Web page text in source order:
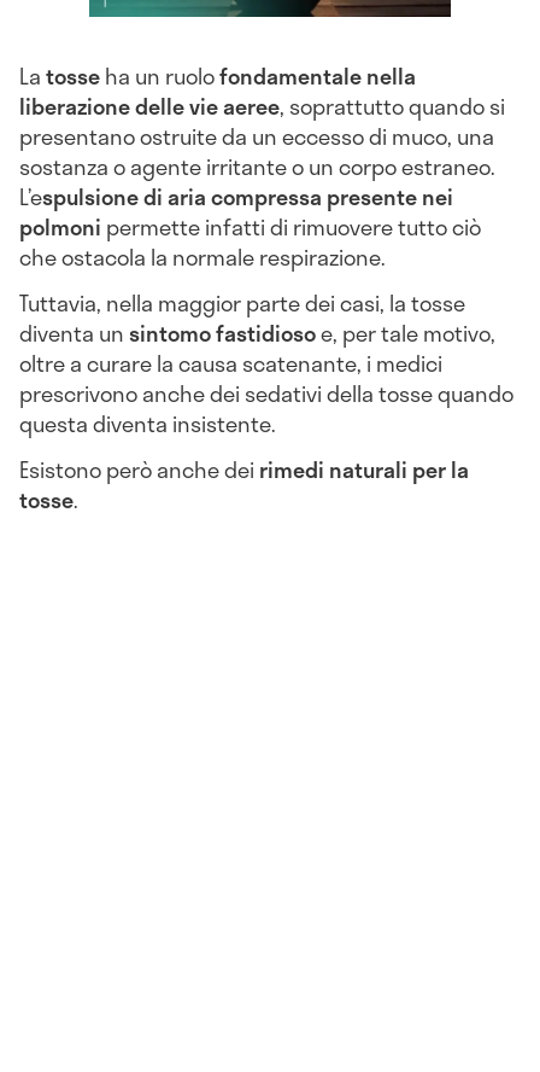
Latosseha un ruolofondamentale nella
liberazione delle vie aeree, soprattutto quando si
presentano ostruite da un eccesso di muco, una
sostanza o agente irritante o un corpo estraneo.
L’espulsione di aria compressa presente nei
polmoni permette infatti di rimuovere tutto ciò
che ostacola la normale respirazione.
Tuttavia, nella maggior parte dei casi, la tosse
diventa unsintomo fastidiosoe, per tale motivo,
oltre a curare la causa scatenante, i medici
prescrivono anche dei sedativi della tosse quando
questa diventa insistente.
Esistono però anche dei rimedi naturali per la
tosse.